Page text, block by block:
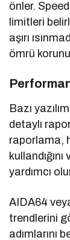
önler.
limitleri
aşırı
ömrü
Bazı
detaylı
raporlama,
yardımcı
AIDA64
trendlerini
adımlarını